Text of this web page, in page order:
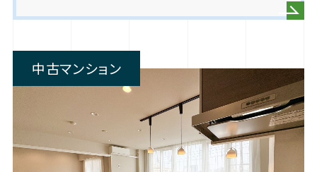
中古マンション